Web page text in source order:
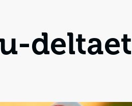
deltaet